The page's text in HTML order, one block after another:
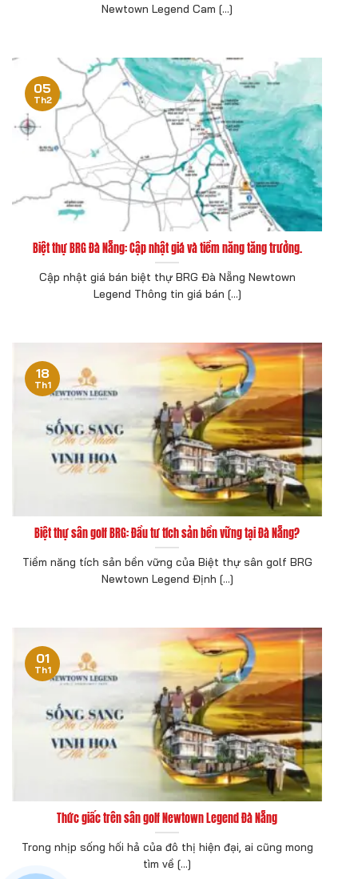
Newtown Legend Cam [...]
Biệt thự BRG Đà Nẵng: Cập nhật giá và tiềm năng tăng trưởng.
Cập nhật giá bán biệt thự BRG Đà Nẵng Newtown
Legend Thông tin giá bán [...]
05
Th2
Biệt thự sân golf BRG: Đầu tư tích sản bền vững tại Đà Nẵng?
Tiềm năng tích sản bền vững của Biệt thự sân golf BRG
Newtown Legend Định [...]
18
Th1
Thức giấc trên sân golf Newtown Legend Đà Nẵng
Trong nhịp sống hối hả của đô thị hiện đại, ai cũng mong
tìm về [...]
01
Th1